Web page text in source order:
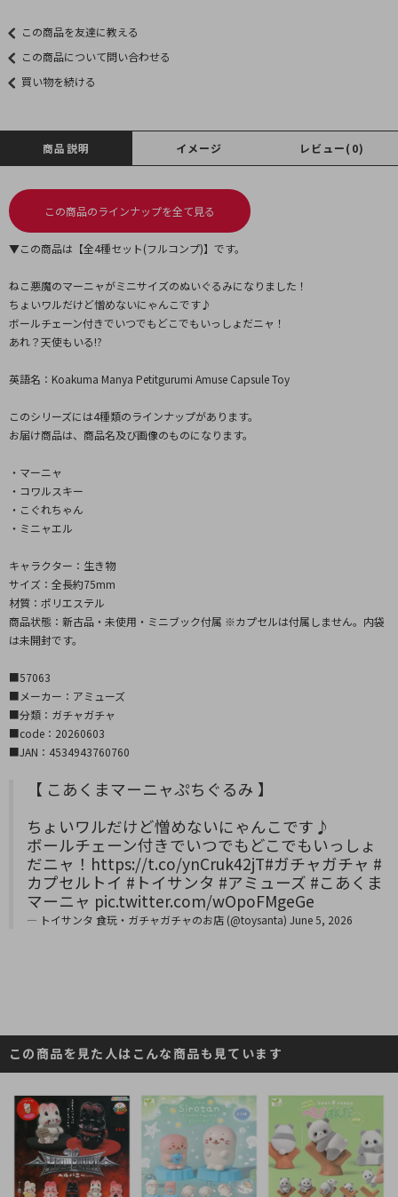
この商品を友達に教える
この商品について問い合わせる
買い物を続ける
商品説明 イメージ レビュー(0)
この商品のラインナップを全て見る
▼この商品は【全4種セット(フルコンプ)】です。
ねこ悪魔のマーニャがミニサイズのぬいぐるみになりました！
ちょいワルだけど憎めないにゃんこです♪
ボールチェーン付きでいつでもどこでもいっしょだニャ！
あれ？天使もいる!?
英語名：Koakuma Manya Petitgurumi Amuse Capsule Toy
このシリーズには4種類のラインナップがあります。
お届け商品は、商品名及び画像のものになります。
・マーニャ
・コワルスキー
・こぐれちゃん
・ミニャエル
キャラクター：生き物
サイズ：全長約75mm
材質：ポリエステル
商品状態：新古品・未使用・ミニブック付属 ※カプセルは付属しません。内袋
は未開封です。
■57063
■メーカー：アミューズ
■分類：ガチャガチャ
■code：20260603
■JAN：4534943760760
【 こあくまマーニャぷちぐるみ 】
ちょいワルだけど憎めないにゃんこです♪
ボールチェーン付きでいつでもどこでもいっしょ
だニャ！ https://t.co/ynCruk42jT#ガチャガチャ #
カプセルトイ #トイサンタ #アミューズ #こあくま
マーニャ pic.twitter.com/wOpoFMgeGe
— トイサンタ 食玩・ガチャガチャのお店 (@toysanta) June 5, 2026
この商品を見た人はこんな商品も見ています